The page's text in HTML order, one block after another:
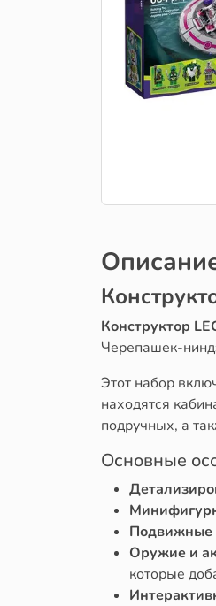
Конструктор
Черепашек-
Этот набор
находятся
подручных, а
Основные
Подвижные
Оружие и
которые